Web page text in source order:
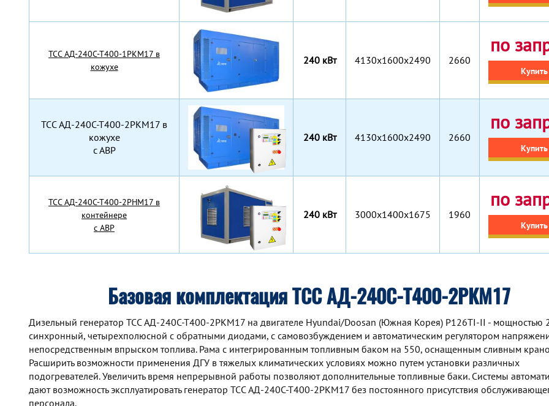
TCC АД-240С-Т400-1РКМ17 в
кожухе
240 кВт 4130x1600x2490 2660
по
Купить
TCC АД-240С-Т400-2РКМ17 в
кожухе
с АВР
240 кВт 4130x1600x2490 2660
по
Купить
TCC АД-240С-Т400-2РНМ17 в
контейнере
с АВР
240 кВт 3000x1400x1675 1960
по
Купить
Базовая комплектация ТСС АД-240С-Т400-2РКМ17
Дизельный генератор TCC АД-240С-Т400-2РКМ17 на двигателе Hyundai/Doosan (Южная Корея) P126TI-II - мощностью
синхронный, четырехполюсной с обратными диодами, с самовозбуждением и автоматическим регулятором
непосредственным впрыском топлива. Рама с интегрированным топливным баком на 550, оснащенным сливным
Расширить возможности применения ДГУ в тяжелых климатических условиях можно путем установки различных
подогревателей. Увеличить время непрерывной работы позволяют дополнительные топливные баки. Системы
дают возможность эксплуатировать генератор TCC АД-240С-Т400-2РКМ17 без постоянного присутствия
персонала.